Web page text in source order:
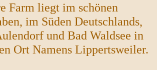
Farm liegt im schönen
im Süden Deutschlands,
und Bad Waldsee in
Ort Namens Lippertsweiler.